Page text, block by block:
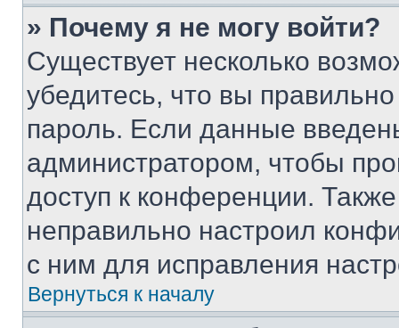
» Почему я не могу войти?
Существует несколько
убедитесь, что вы
пароль. Если данные
администратором, чтобы
доступ к конференции.
неправильно настроил
с ним для исправления
Вернуться к началу